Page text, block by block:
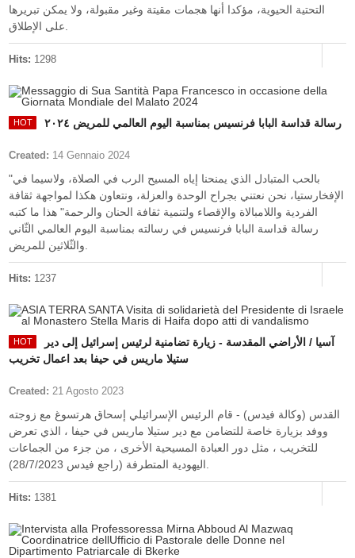
التحتية الحيوية، مؤكدا أنها هجمات مقيتة وغير مقبولة، ولا يمكن تبريرها
Hits: 1298
رسالة قداسة البابا فرنسيس بمناسبة اليوم العالمي للمريض ٢٠٢٤
Created: 14 Gennaio 2024
"بالحب المتبادل الذي يمنحنا إياه المسيح الرب في الصلاة، ولاسيما في
الإفخارستيا، نحن نعتني بجراح الوحدة والعزلة، ونتعاون هكذا لمواجهة ثقافة
الفردية واللامبالاة والإقصاء ولتنمية ثقافة الحنان والرحمة" هذا ما كتبه
رسالة قداسة البابا فرنسيس في رسالته بمناسبة اليوم العالمي الثّاني
Hits: 1237
آسيا / الأراضي المقدسة - زيارة تضامنية لرئيس إسرائيل إلى دير
ستيلا ماريس في حيفا بعد اعمال تخريب
Created: 21 Agosto 2023
القدس (وكالة فيدس) - قام الرئيس الإسرائيلي إسحاق هرتسوغ مع زوجته
ووفد بزيارة خاصة للتضامن مع دير ستيلا ماريس في حيفا ، الذي تعرض
للتخريب ، مثل دور العبادة المسيحية الأخرى ، من جزء من الجماعات
Hits: 1381